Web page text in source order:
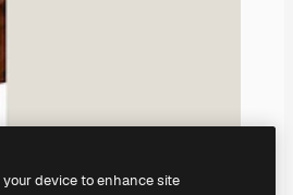
device to enhance site